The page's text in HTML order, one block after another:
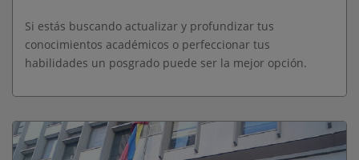
Si estás buscando actualizar y profundizar tus
conocimientos académicos o perfeccionar tus
habilidades un posgrado puede ser la mejor opción.